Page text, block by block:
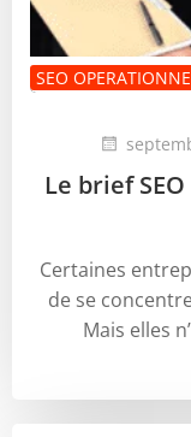
SEO
Le brief
Certaines
de se
Mais elles